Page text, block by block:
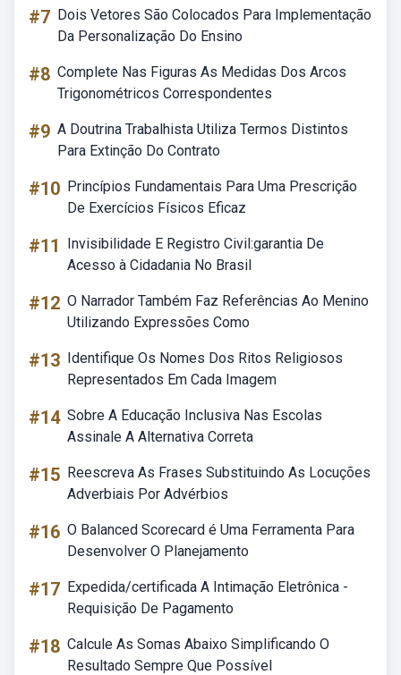
#7 Dois Vetores São Colocados Para Implementação
Da Personalização Do Ensino
#8 Complete Nas Figuras As Medidas Dos Arcos
Trigonométricos Correspondentes
#9 A Doutrina Trabalhista Utiliza Termos Distintos
Para Extinção Do Contrato
#10 Princípios Fundamentais Para Uma Prescrição
De Exercícios Físicos Eficaz
#11
Invisibilidade E Registro Civil:garantia De
Acesso à Cidadania No Brasil
#12 O Narrador Também Faz Referências Ao Menino
Utilizando Expressões Como
#13 Identifique Os Nomes Dos Ritos Religiosos
Representados Em Cada Imagem
#14 Sobre A Educação Inclusiva Nas Escolas
Assinale A Alternativa Correta
#15 Reescreva As Frases Substituindo As Locuções
Adverbiais Por Advérbios
#16 O Balanced Scorecard é Uma Ferramenta Para
Desenvolver O Planejamento
#17 Expedida/certificada A Intimação Eletrônica -
Requisição De Pagamento
#18 Calcule As Somas Abaixo Simplificando O
Resultado Sempre Que Possível